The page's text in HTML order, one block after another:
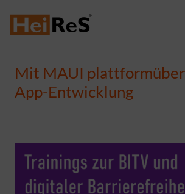
Mit MAUI
App-Entwicklung